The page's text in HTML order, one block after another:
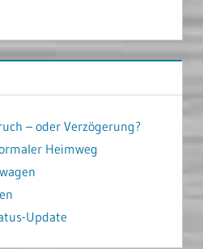
– oder Verzögerung?
Heimweg
Update